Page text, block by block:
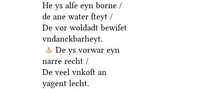
He ys alſe eyn borne /
de ane water ſteyt /
De vor woldadt bewiſet
vndanckbarheyt.
De ys vorwar eyn
narre recht /
De veel vnkoſt an
yagent lecht.